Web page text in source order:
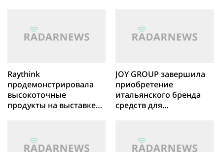
Raythink
продемонстрировала
высокоточные
продукты на выставке
JOY GROUP завершила
приобретение
итальянского бренда
средств для
Foltène